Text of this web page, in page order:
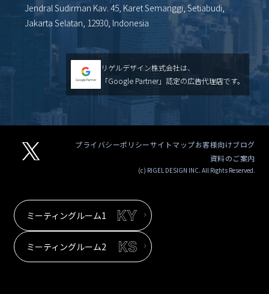
Jendral Sudirman Kav. 45, Karet Semanggi, Setiabudi,
Jakarta Selatan, 12930, Indonesia
リゲルデザイン株式会社は、
「Google Partner」認定の広告代理店です。
プライバシーポリシーサイトマップお客様向けブログ
資料のご案内
(c) RIGEL DESIGN INC. All Rights Reserved.
ミーティングルーム1
ミーティングルーム2